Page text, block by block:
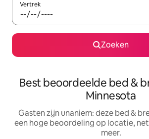
Vertrek
Zoeken
Best beoordeelde bed &
Minnesota
Gasten zijn unaniem: deze bed &
een hoge beoordeling op locatie,
meer.